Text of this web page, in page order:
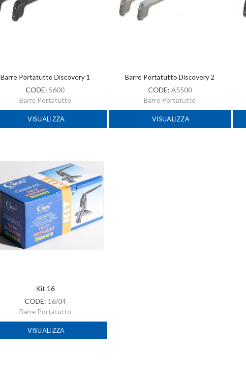
Barre Portatutto Discovery 1
CODE: 5600
Barre Portatutto
VISUALIZZA
Barre Portatutto Discovery 2
CODE: A5500
Barre Portatutto
VISUALIZZA
Kit 16
CODE: 16/04
Barre Portatutto
VISUALIZZA